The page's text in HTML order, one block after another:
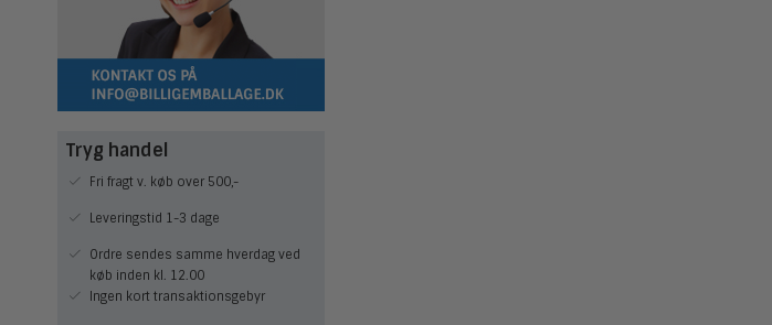
Tryg handel
Fri fragt v. køb over 500,-
Leveringstid 1-3 dage
Ordre sendes samme hverdag ved
køb inden kl. 12.00
Ingen kort transaktionsgebyr